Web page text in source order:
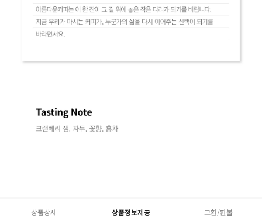
상품상세 상품정보제공 교환/환불